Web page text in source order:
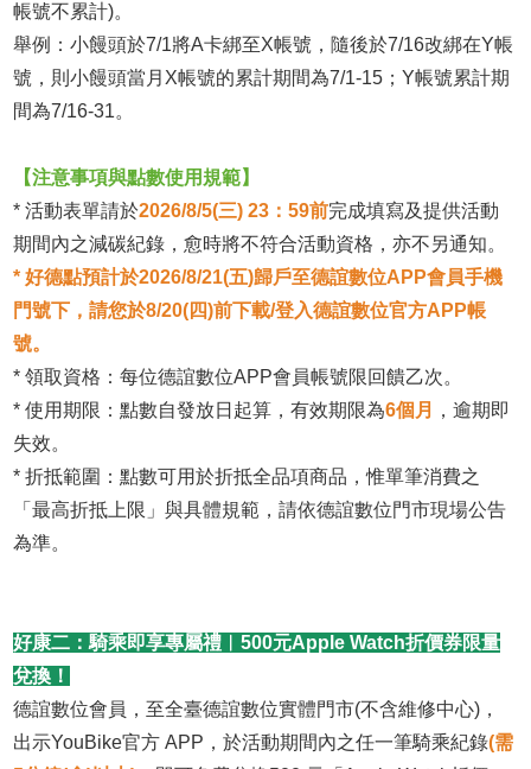
帳號不累計)。
舉例：小饅頭於7/1將A卡綁至X帳號，隨後於7/16改綁在Y帳
號，則小饅頭當月X帳號的累計期間為7/1-15；Y帳號累計期
間為7/16-31。
【注意事項與點數使用規範】
* 活動表單請於2026/8/5(三) 23：59前完成填寫及提供活動
期間內之減碳紀錄，愈時將不符合活動資格，亦不另通知。
* 好德點預計於2026/8/21(五)歸戶至德誼數位APP會員手機
門號下，請您於8/20(四)前下載/登入德誼數位官方APP帳
號。
* 領取資格：每位德誼數位APP會員帳號限回饋乙次。
* 使用期限：點數自發放日起算，有效期限為6個月
，逾期即
失效。
* 折抵範圍：點數可用於折抵全品項商品，惟單筆消費之
「最高折抵上限」與具體規範，請依德誼數位門市現場公告
為準。
好康二：騎乘即享專屬禮︱500元Apple Watch折價券限量
兌換！
德誼數位會員，至全臺德誼數位實體門市(不含維修中心)，
出示YouBike官方 APP，於活動期間內之任一筆騎乘紀錄(需